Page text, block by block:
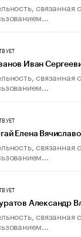
стареет
связанная с
Иван
связанная с
Елена
связанная с
Александр
связанная с